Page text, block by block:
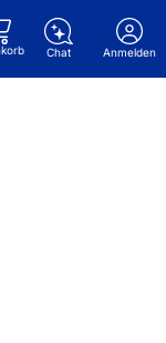
Chat Anmelden